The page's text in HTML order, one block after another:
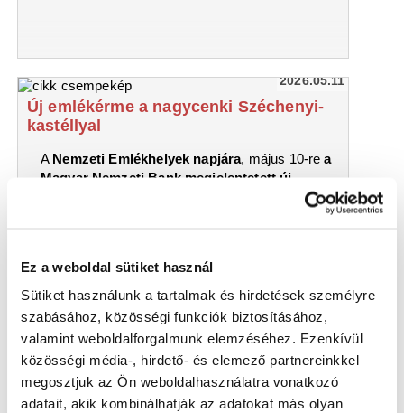
Ez a weboldal sütiket használ
Sütiket használunk a tartalmak és hirdetések személyre
szabásához, közösségi funkciók biztosításához,
valamint weboldalforgalmunk elemzéséhez. Ezenkívül
közösségi média-, hirdető- és elemező partnereinkkel
megosztjuk az Ön weboldalhasználatra vonatkozó
adatait, akik kombinálhatják az adatokat más olyan
2026.05.11
Új emlékérme a nagycenki Széchenyi-
kastéllyal
A Nemzeti Emlékhelyek napjára, május 10-rea
Magyar Nemzeti Bank megjelentetett új